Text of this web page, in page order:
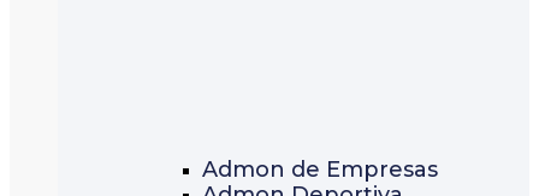
Admon de Empresas